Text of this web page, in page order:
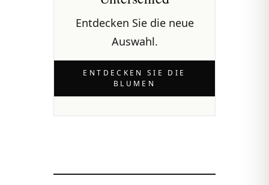
Entdecken Sie die neue
Auswahl.
ENTDECKEN SIE DIE
BLUMEN